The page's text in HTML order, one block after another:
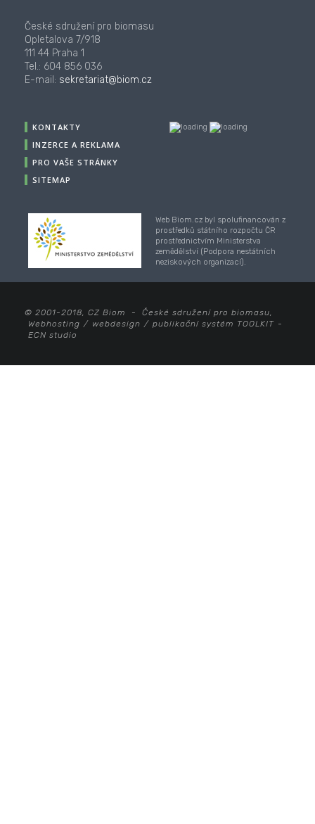
České sdružení pro biomasu
Opletalova 7/918
111 44 Praha 1
Tel.: 604 856 036
E-mail: sekretariat@biom.cz
KONTAKTY
INZERCE A REKLAMA
PRO VAŠE STRÁNKY
SITEMAP
Web Biom.cz byl spolufinancován z
prostředků státního rozpočtu ČR
prostřednictvím Ministerstva
zemědělství (Podpora nestátních
neziskových organizací).
© 2001-2018, CZ Biom - České sdružení pro biomasu,
Webhosting / webdesign / publikační systém TOOLKIT -
ECN studio